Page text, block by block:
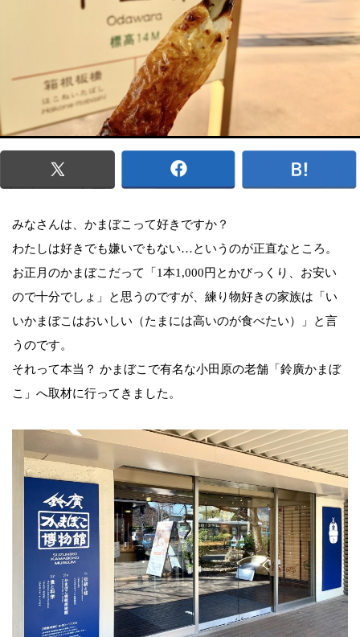
みなさんは、かまぼこって好きですか？
わたしは好きでも嫌いでもない…というのが正直なところ。
お正月のかまぼこだって「1本1,000円とかびっくり、お安い
ので十分でしょ」と思うのですが、練り物好きの家族は「い
いかまぼこはおいしい（たまには高いのが食べたい）」と言
うのです。
それって本当？ かまぼこで有名な小田原の老舗「鈴廣かまぼ
こ」へ取材に行ってきました。